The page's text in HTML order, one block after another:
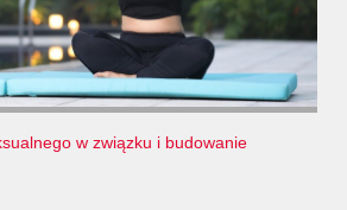
w związku i budowanie